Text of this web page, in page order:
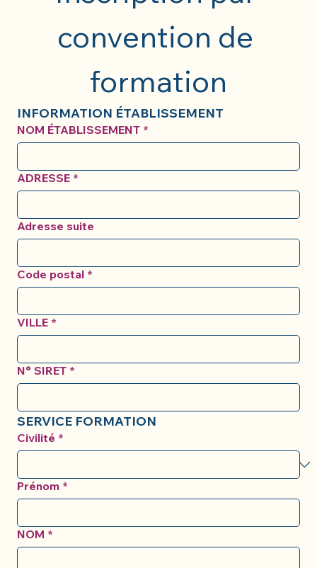
convention de
formation
INFORMATION ÉTABLISSEMENT
NOM ÉTABLISSEMENT *
ADRESSE *
Adresse suite
Code postal *
VILLE *
N° SIRET *
SERVICE FORMATION
Civilité *
Prénom *
NOM *